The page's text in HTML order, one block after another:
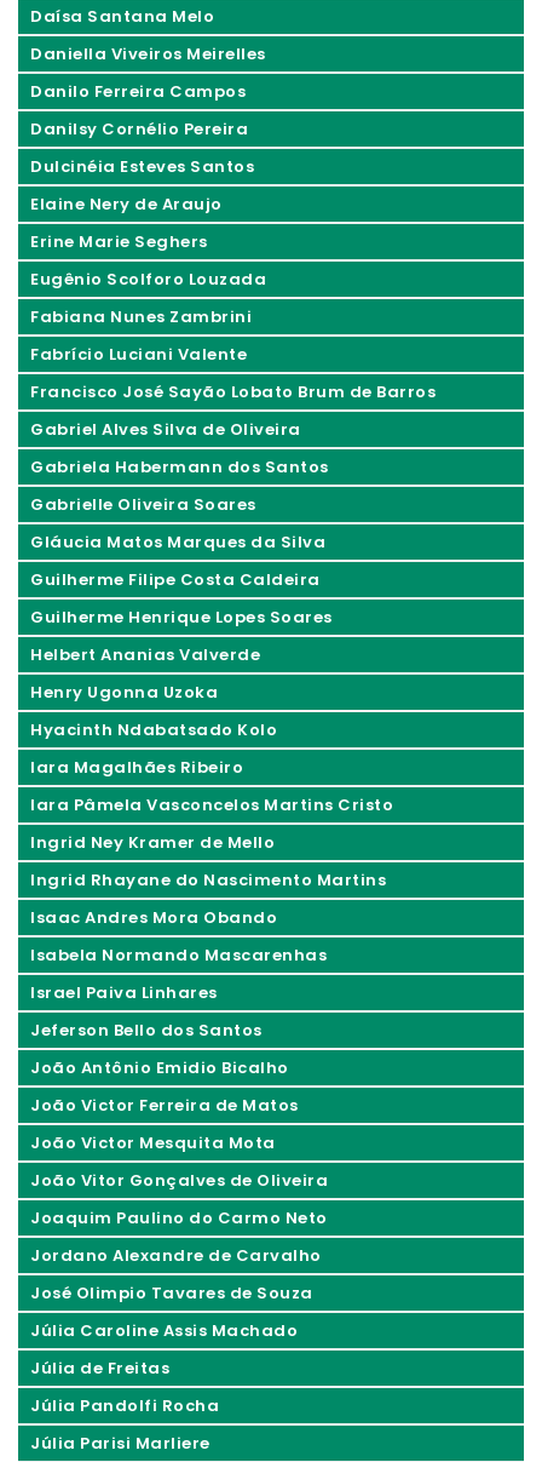
Daísa Santana Melo
Daniella Viveiros Meirelles
Danilo Ferreira Campos
Danilsy Cornélio Pereira
Dulcinéia Esteves Santos
Elaine Nery de Araujo
Erine Marie Seghers
Eugênio Scolforo Louzada
Fabiana Nunes Zambrini
Fabrício Luciani Valente
Francisco José Sayão Lobato Brum de Barros
Gabriel Alves Silva de Oliveira
Gabriela Habermann dos Santos
Gabrielle Oliveira Soares
Gláucia Matos Marques da Silva
Guilherme Filipe Costa Caldeira
Guilherme Henrique Lopes Soares
Helbert Ananias Valverde
Henry Ugonna Uzoka
Hyacinth Ndabatsado Kolo
Iara Magalhães Ribeiro
Iara Pâmela Vasconcelos Martins Cristo
Ingrid Ney Kramer de Mello
Ingrid Rhayane do Nascimento Martins
Isaac Andres Mora Obando
Isabela Normando Mascarenhas
Israel Paiva Linhares
Jeferson Bello dos Santos
João Antônio Emidio Bicalho
João Victor Ferreira de Matos
João Victor Mesquita Mota
João Vitor Gonçalves de Oliveira
Joaquim Paulino do Carmo Neto
Jordano Alexandre de Carvalho
José Olimpio Tavares de Souza
Júlia Caroline Assis Machado
Júlia de Freitas
Júlia Pandolfi Rocha
Júlia Parisi Marliere